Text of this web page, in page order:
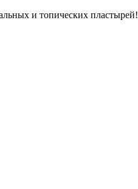
и топических пластырей!